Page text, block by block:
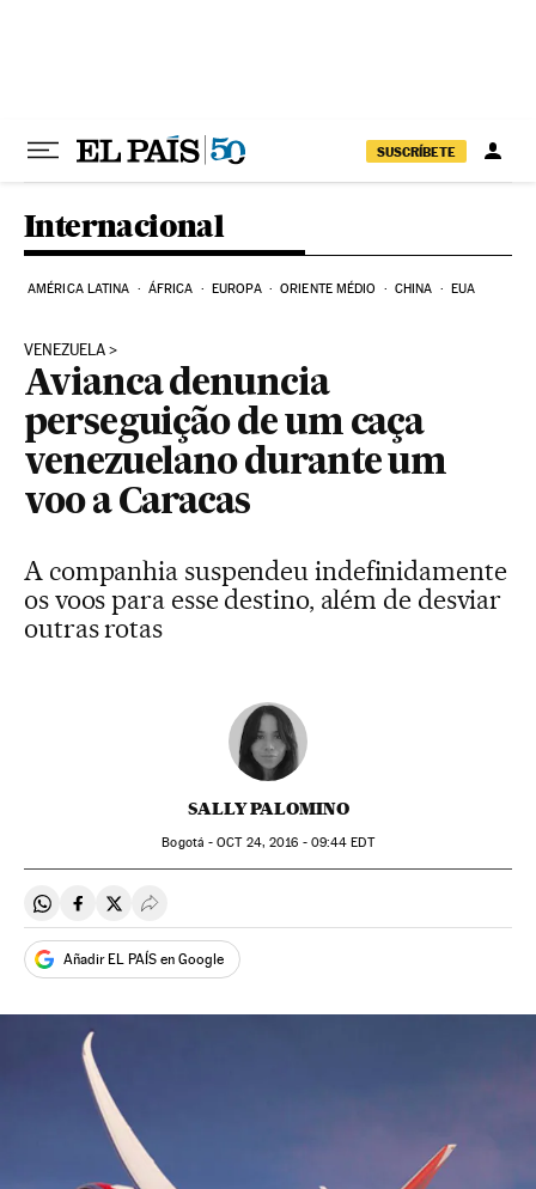
SUSCRÍBETE
Internacional
AMÉRICA LATINA ÁFRICA EUROPA ORIENTE MÉDIO CHINA EUA
VENEZUELA
Avianca denuncia
perseguição de um caça
venezuelano durante um
voo a Caracas
A companhia suspendeu indefinidamente
os voos para esse destino, além de desviar
outras rotas
SALLY PALOMINO
Bogotá -OCT24, 2016 - 09:44 EDT
Compartir en Whatsapp
Compartir en Facebook
Compartir en Twitter
Desplegar Redes Sociales
Añadir EL PAÍS en Google